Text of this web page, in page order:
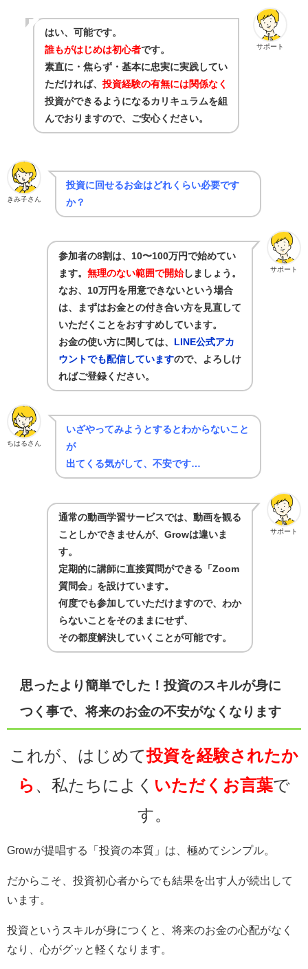
サポート
はい、可能です。
誰もがはじめは初心者です。
素直に・焦らず・基本に忠実に実践してい
ただければ、 投資経験の有無には関係なく
投資ができるようになるカリキュラムを組
んでおりますので、ご安心ください。
きみ子さん
投資に回せるお金はどれくらい必要です
か？
サポート
参加者の8割は、10〜100万円で始めてい
ます。 無理のない範囲で開始しましょう。
なお、10万円を用意できないという場合
は、まずはお金との付き合い方を見直して
いただくことをおすすめしています。
お金の使い方に関しては、 LINE公式アカ
ウントでも配信していますので、よろしけ
ればご登録ください。
ちはるさん
いざやってみようとするとわからないこと
が
出てくる気がして、不安です…
サポート
通常の動画学習サービスでは、動画を観る
ことしかできませんが、Growは違いま
す。
定期的に講師に直接質問ができる「Zoom
質問会」を設けています。
何度でも参加していただけますので、わか
らないことをそのままにせず、
その都度解決していくことが可能です。
思ったより簡単でした！投資のスキルが身に
つく事で、将来のお金の不安がなくなります
これが、はじめて投資を経験されたか
ら
、私たちによく いただくお言葉で
す。
Growが提唱する「投資の本質」は、極めてシンプル。
だからこそ、投資初心者からでも結果を出す人が続出して
います。
投資というスキルが身につくと、将来のお金の心配がなく
なり、心がグッと軽くなります。